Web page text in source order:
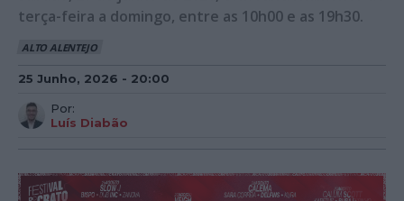
terça-feira a domingo, entre as 10h00 e as 19h30.
ALTO ALENTEJO
25 Junho, 2026 - 20:00
Por:
Luís Diabão